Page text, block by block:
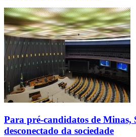
Para pré-candidatos de Minas,
desconectado da sociedade